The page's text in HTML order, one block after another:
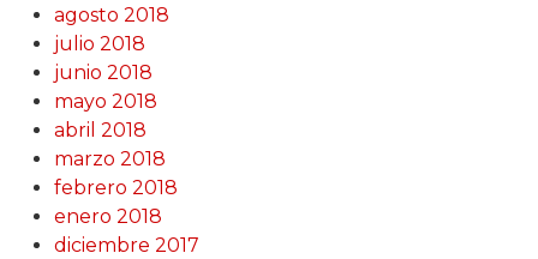
agosto 2018
julio 2018
junio 2018
mayo 2018
abril 2018
marzo 2018
febrero 2018
enero 2018
diciembre 2017